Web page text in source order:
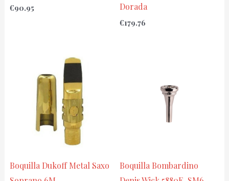
€90.95
Dorada
€179.76
Boquilla Dukoff Metal Saxo
Boquilla Bombardino